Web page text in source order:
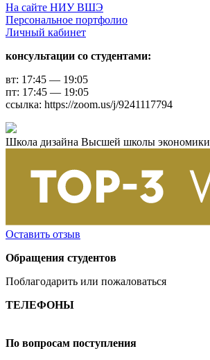
На сайте НИУ ВШЭ
Персональное портфолио
Личный кабинет
консультации со студентами:
вт: 17:45 — 19:05
пт: 17:45 — 19:05
ссылка: https://zoom.us/j/9241117794
Школа дизайна Высшей школы экономики
Оставить отзыв
Обращения студентов
Поблагодарить или пожаловаться
ТЕЛЕФОНЫ
По вопросам поступления